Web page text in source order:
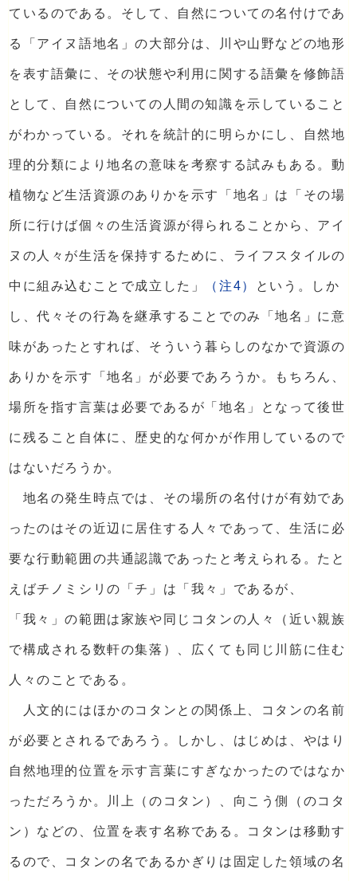
ているのである。そして、自然についての名付けであ
る「アイヌ語地名」の大部分は、川や山野などの地形
を表す語彙に、その状態や利用に関する語彙を修飾語
として、自然についての人間の知識を示していること
がわかっている。それを統計的に明らかにし、自然地
理的分類により地名の意味を考察する試みもある。動
植物など生活資源のありかを示す「地名」は「その場
所に行けば個々の生活資源が得られることから、アイ
ヌの人々が生活を保持するために、ライフスタイルの
中に組み込むことで成立した」 （注4） という。しか
し、代々その行為を継承することでのみ「地名」に意
味があったとすれば、そういう暮らしのなかで資源の
ありかを示す「地名」が必要であろうか。もちろん、
場所を指す言葉は必要であるが「地名」となって後世
に残ること自体に、歴史的な何かが作用しているので
はないだろうか。
地名の発生時点では、その場所の名付けが有効であ
ったのはその近辺に居住する人々であって、生活に必
要な行動範囲の共通認識であったと考えられる。たと
えばチノミシリの「チ」は「我々」であるが、
「我々」の範囲は家族や同じコタンの人々（近い親族
で構成される数軒の集落）、広くても同じ川筋に住む
人々のことである。
人文的にはほかのコタンとの関係上、コタンの名前
が必要とされるであろう。しかし、はじめは、やはり
自然地理的位置を示す言葉にすぎなかったのではなか
っただろうか。川上（のコタン）、向こう側（のコタ
ン）などの、位置を表す名称である。コタンは移動す
るので、コタンの名であるかぎりは固定した領域の名